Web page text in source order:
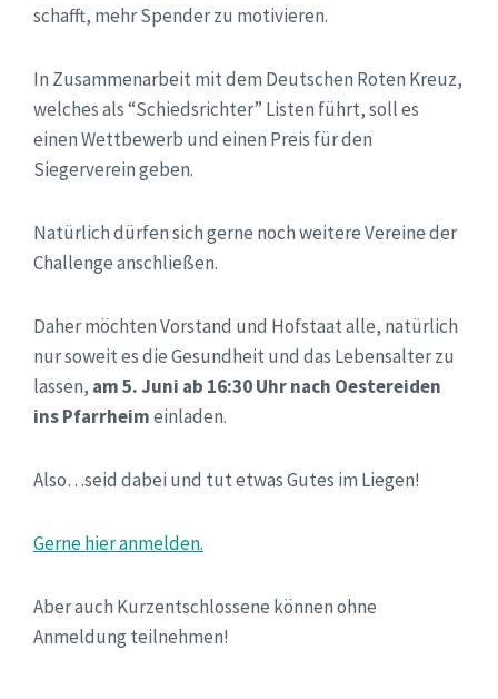
schafft, mehr Spender zu motivieren.
In Zusammenarbeit mit dem Deutschen Roten Kreuz,
welches als “Schiedsrichter” Listen führt, soll es
einen Wettbewerb und einen Preis für den
Siegerverein geben.
Natürlich dürfen sich gerne noch weitere Vereine der
Challenge anschließen.
Daher möchten Vorstand und Hofstaat alle, natürlich
nur soweit es die Gesundheit und das Lebensalter zu
lassen, am 5. Juni ab 16:30 Uhr nach Oestereiden
ins Pfarrheimeinladen.
Also…seid dabei und tut etwas Gutes im Liegen!
Gerne hier anmelden.
Aber auch Kurzentschlossene können ohne
Anmeldung teilnehmen!